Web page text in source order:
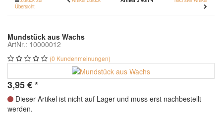
Übersicht
Mundstück aus Wachs
ArtNr.: 10000012
(0 Kundenmeinungen)
3,95€*
Dieser Artikel ist nicht auf Lager und muss erst nachbestellt
werden.